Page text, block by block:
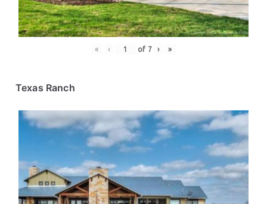
« ‹ of 7 › »
Texas Ranch